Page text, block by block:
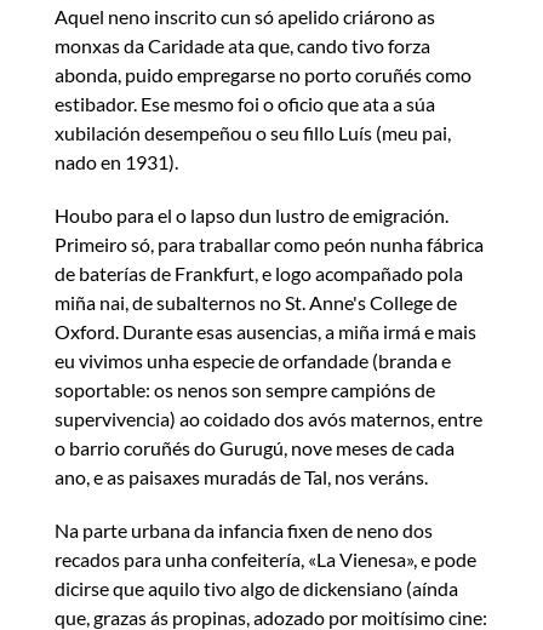
Aquel neno inscrito cun só apelido criárono as
monxas da Caridade ata que, cando tivo forza
abonda, puido empregarse no porto coruñés como
estibador. Ese mesmo foi o oficio que ata a súa
xubilación desempeñou o seu fillo Luís (meu pai,
nado en 1931).
Houbo para el o lapso dun lustro de emigración.
Primeiro só, para traballar como peón nunha fábrica
de baterías de Frankfurt, e logo acompañado pola
miña nai, de subalternos no St. Anne's College de
Oxford. Durante esas ausencias, a miña irmá e mais
eu vivimos unha especie de orfandade (branda e
soportable: os nenos son sempre campións de
supervivencia) ao coidado dos avós maternos, entre
o barrio coruñés do Gurugú, nove meses de cada
ano, e as paisaxes muradás de Tal, nos veráns.
Na parte urbana da infancia fixen de neno dos
recados para unha confeitería, «La Vienesa», e pode
dicirse que aquilo tivo algo de dickensiano (aínda
que, grazas ás propinas, adozado por moitísimo cine: